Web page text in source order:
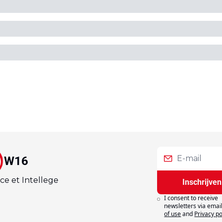
W16
et Intellege Inschrijven
I consent to receive
newsletters via
of useand Privacy